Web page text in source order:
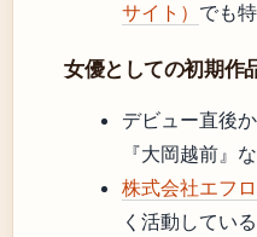
サイト） でも
女優としての初期作
デビュー直後
『大岡越前』
株式会社エフ
く活動してい